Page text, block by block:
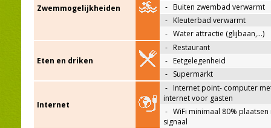
Zwemmogelijkheiden
- Buiten zwembad verwarmt
- Kleuterbad verwarmt
- Water attractie (glijbaan,…)
Eten en driken
- Restaurant
- Eetgelegenheid
- Supermarkt
Internet
- Internet point- computer
internet voor gasten
- WiFi minimaal 80% plaatsen
signaal